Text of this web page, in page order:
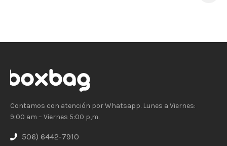
Contamos con atención por Whatsapp. Lunes a Viernes:
9:00 am – Viernes 5:00 p,m.
506) 6442-7910